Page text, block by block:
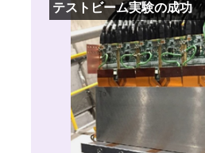
テストビーム実験の成功